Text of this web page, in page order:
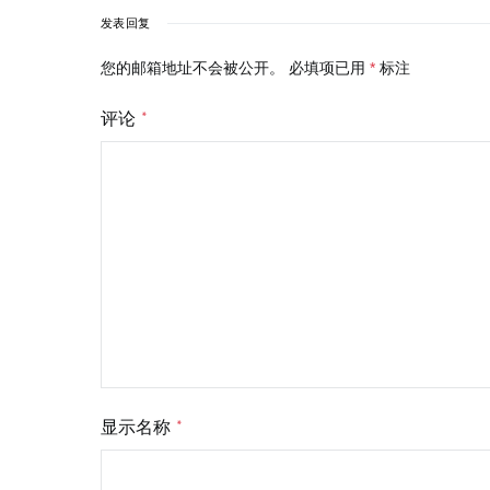
发表回复
您的邮箱地址不会被公开。 必填项已用 * 标注
评论 *
显示名称 *